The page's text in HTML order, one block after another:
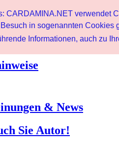
CARDAMINA.NET verwendet
Besuch in sogenannten
Informationen, auch zu
& News
Sie Autor!